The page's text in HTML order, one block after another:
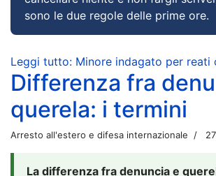
sono le due regole delle prime ore.
Leggi tutto: Minore indagato per reati
Differenza fra
querela: i termini
Arresto all'estero e difesa internazionale
La differenza fra denuncia e